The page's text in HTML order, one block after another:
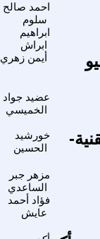
احمد صالح
سلوم
ابراهيم
ابراش
أيمن زهري
عضيد جواد
الخميسي
خورشيد
الحسين
مزهر جبر
الساعدي
فؤاد أحمد
عايش